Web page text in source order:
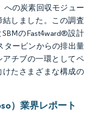
への炭素回収モジュー
しました。この調査
のFast4ward®設計
タービンからの排出量
アチブの一環としてペ
けたさまざまな構成の
）業界レポート